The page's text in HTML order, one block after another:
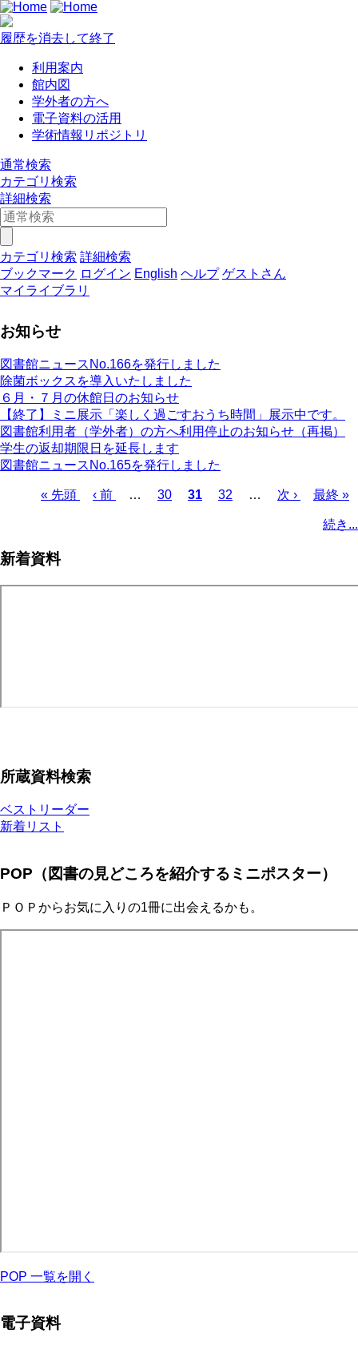
履歴を消去して終了
利用案内
館内図
学外者の方へ
電子資料の活用
学術情報リポジトリ
通常検索
カテゴリ検索
詳細検索
カテゴリ検索 詳細検索
ブックマーク ログイン English ヘルプ ゲストさん
マイライブラリ
お知らせ
図書館ニュースNo.166を発行しました
除菌ボックスを導入いたしました
６月・７月の休館日のお知らせ
【終了】ミニ展示「楽しく過ごすおうち時間」展示中です。
図書館利用者（学外者）の方へ利用停止のお知らせ（再掲）
学生の返却期限日を延長します
図書館ニュースNo.165を発行しました
送
先
ジ
« 先頭
前
‹ 前 …
ペ
30
カ
31
ペ
32 …
次
次 ›
最
ペ
最終 »
続き...
新着資料
所蔵資料検索
ベストリーダー
新着リスト
POP（図書の見どころを紹介するミニポスター）
ＰＯＰからお気に入りの1冊に出会えるかも。
POP 一覧を開く
電子資料